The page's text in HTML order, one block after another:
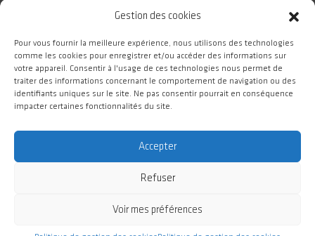
Gestion des cookies
Pour vous fournir la meilleure expérience, nous utilisons des technologies
comme les cookies pour enregistrer et/ou accéder des informations sur
votre appareil. Consentir à l'usage de ces technologies nous permet de
traiter des informations concernant le comportement de navigation ou des
identifiants uniques sur le site. Ne pas consentir pourrait en conséquence
impacter certaines fonctionnalités du site.
Accepter
Refuser
Voir mes préférences
#WeAreGIANT